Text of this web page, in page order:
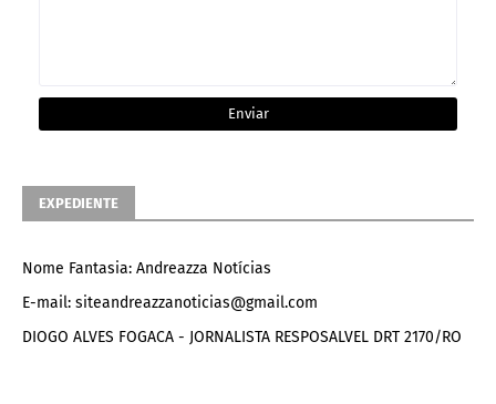
EXPEDIENTE
Nome Fantasia: Andreazza Notícias
E-mail: siteandreazzanoticias@gmail.com
DIOGO ALVES FOGACA - JORNALISTA RESPOSALVEL DRT 2170/RO